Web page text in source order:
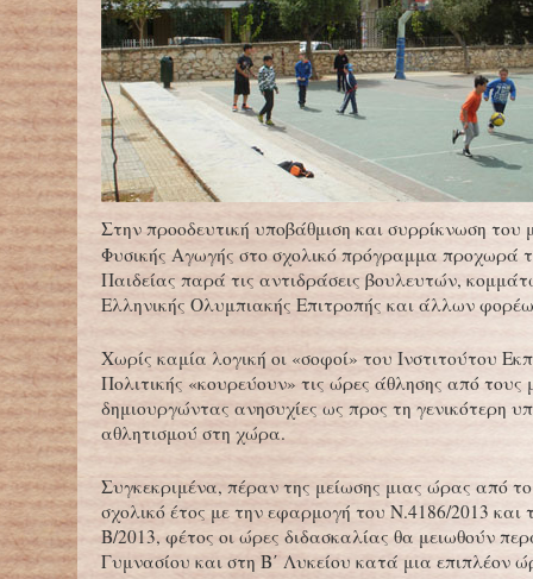
Στην προοδευτική υποβάθμιση και συρρίκνωση του
Φυσικής Αγωγής στο σχολικό πρόγραμμα προχωρά
Παιδείας παρά τις αντιδράσεις βουλευτών,
Ελληνικής Ολυμπιακής Επιτροπής και άλλων
Χωρίς καμία λογική οι «σοφοί» του Ινστιτούτου
Πολιτικής «κουρεύουν» τις ώρες άθλησης από τους
δημιουργώντας ανησυχίες ως προς τη γενικότερη
αθλητισμού στη χώρα.
Συγκεκριμένα, πέραν της μείωσης μιας ώρας από
σχολικό έτος με την εφαρμογή του Ν.4186/2013 και
Β/2013, φέτος οι ώρες διδασκαλίας θα μειωθούν
Γυμνασίου και στη Β΄ Λυκείου κατά μια επιπλέον